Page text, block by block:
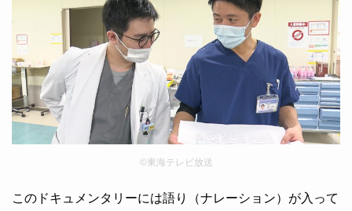
©東海テレビ放送
このドキュメンタリーには語り（ナレーション）が入って